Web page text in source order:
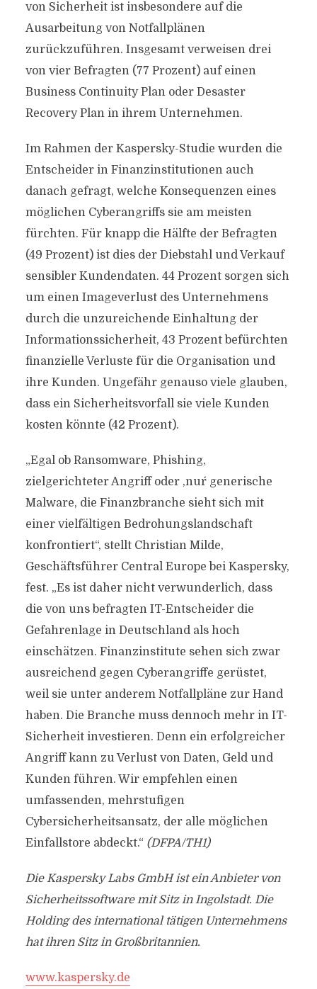
von Sicherheit ist insbesondere auf die
Ausarbeitung von Notfallplänen
zurückzuführen. Insgesamt verweisen drei
von vier Befragten (77 Prozent) auf einen
Business Continuity Plan oder Desaster
Recovery Plan in ihrem Unternehmen.
Im Rahmen der Kaspersky-Studie wurden die
Entscheider in Finanzinstitutionen auch
danach gefragt, welche Konsequenzen eines
möglichen Cyberangriffs sie am meisten
fürchten. Für knapp die Hälfte der Befragten
(49 Prozent) ist dies der Diebstahl und Verkauf
sensibler Kundendaten. 44 Prozent sorgen sich
um einen Imageverlust des Unternehmens
durch die unzureichende Einhaltung der
Informationssicherheit, 43 Prozent befürchten
finanzielle Verluste für die Organisation und
ihre Kunden. Ungefähr genauso viele glauben,
dass ein Sicherheitsvorfall sie viele Kunden
kosten könnte (42 Prozent).
„Egal ob Ransomware, Phishing,
zielgerichteter Angriff oder ,nur´ generische
Malware, die Finanzbranche sieht sich mit
einer vielfältigen Bedrohungslandschaft
konfrontiert“, stellt Christian Milde,
Geschäftsführer Central Europe bei Kaspersky,
fest. „Es ist daher nicht verwunderlich, dass
die von uns befragten IT-Entscheider die
Gefahrenlage in Deutschland als hoch
einschätzen. Finanzinstitute sehen sich zwar
ausreichend gegen Cyberangriffe gerüstet,
weil sie unter anderem Notfallpläne zur Hand
haben. Die Branche muss dennoch mehr in IT-
Sicherheit investieren. Denn ein erfolgreicher
Angriff kann zu Verlust von Daten, Geld und
Kunden führen. Wir empfehlen einen
umfassenden, mehrstufigen
Cybersicherheitsansatz, der alle möglichen
Einfallstore abdeckt.“ (DFPA/TH1)
Die Kaspersky Labs GmbH ist ein Anbieter von
Sicherheitssoftware mit Sitz in Ingolstadt. Die
Holding des international tätigen Unternehmens
hat ihren Sitz in Großbritannien.
www.kaspersky.de